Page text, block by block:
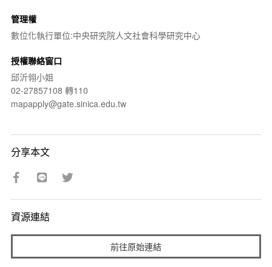
管理權
數位化執行單位:中央研究院人文社會科學研究中心
授權聯絡窗口
邱沂翎小姐
02-27857108 轉110
mapapply@gate.sinica.edu.tw
分享本文
資源連結
前往原始連結